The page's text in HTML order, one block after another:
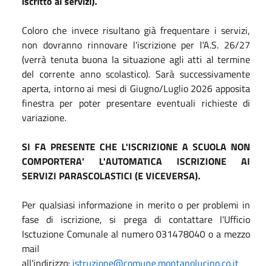
Coloro che invece risultano già frequentare i servizi,
non dovranno rinnovare l'iscrizione per l'A.S. 26/27
(verrà tenuta buona la situazione agli atti al termine
del corrente anno scolastico). Sarà successivamente
aperta, intorno ai mesi di Giugno/Luglio 2026 apposita
finestra per poter presentare eventuali richieste di
variazione.
SI FA PRESENTE CHE L'ISCRIZIONE A SCUOLA NON
COMPORTERA' L'AUTOMATICA ISCRIZIONE AI
SERVIZI PARASCOLASTICI (E VICEVERSA).
Per qualsiasi informazione in merito o per problemi in
fase di iscrizione, si prega di contattare l'Ufficio
Isctuzione Comunale al numero 031478040 o a mezzo
mail
all'indirizzo: istruzione@comune.montanolucino.co.it